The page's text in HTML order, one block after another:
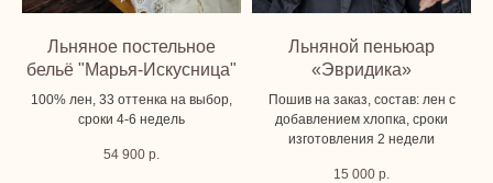
Льняное постельное
бельё "Марья-Искусница"
100% лен, 33 оттенка на выбор,
сроки 4-6 недель
54 900 р.
Льняной пеньюар
«Эвридика»
Пошив на заказ, состав: лен с
добавлением хлопка, сроки
изготовления 2 недели
15 000 р.